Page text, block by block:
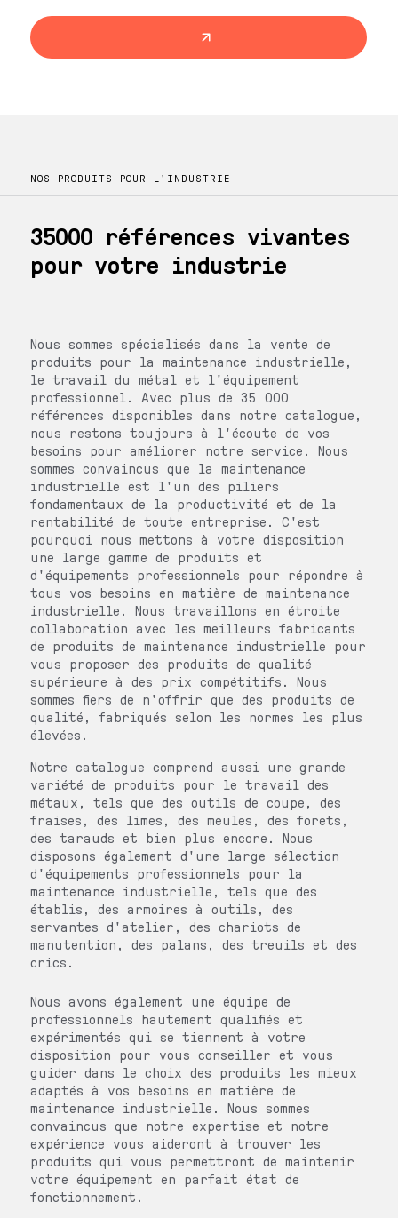
NOS PRODUITS POUR L'INDUSTRIE
35000 références vivantes
pour votre industrie
Nous sommes spécialisés dans la vente de
produits pour la maintenance industrielle,
le travail du métal et l'équipement
professionnel. Avec plus de 35 000
références disponibles dans notre catalogue,
nous restons toujours à l'écoute de vos
besoins pour améliorer notre service. Nous
sommes convaincus que la maintenance
industrielle est l'un des piliers
fondamentaux de la productivité et de la
rentabilité de toute entreprise. C'est
pourquoi nous mettons à votre disposition
une large gamme de produits et
d'équipements professionnels pour répondre à
tous vos besoins en matière de maintenance
industrielle. Nous travaillons en étroite
collaboration avec les meilleurs fabricants
de produits de maintenance industrielle pour
vous proposer des produits de qualité
supérieure à des prix compétitifs. Nous
sommes fiers de n'offrir que des produits de
qualité, fabriqués selon les normes les plus
élevées.
Notre catalogue comprend aussi une grande
variété de produits pour le travail des
métaux, tels que des outils de coupe, des
fraises, des limes, des meules, des forets,
des tarauds et bien plus encore. Nous
disposons également d'une large sélection
d'équipements professionnels pour la
maintenance industrielle, tels que des
établis, des armoires à outils, des
servantes d'atelier, des chariots de
manutention, des palans, des treuils et des
crics.
Nous avons également une équipe de
professionnels hautement qualifiés et
expérimentés qui se tiennent à votre
disposition pour vous conseiller et vous
guider dans le choix des produits les mieux
adaptés à vos besoins en matière de
maintenance industrielle. Nous sommes
convaincus que notre expertise et notre
expérience vous aideront à trouver les
produits qui vous permettront de maintenir
votre équipement en parfait état de
fonctionnement.